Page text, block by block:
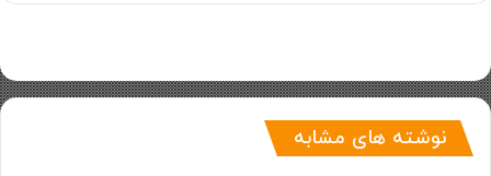
نوشته های مشابه